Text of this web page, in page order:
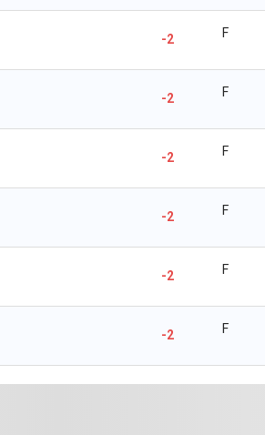
-2 F
-2 F
-2 F
-2 F
-2 F
-2 F